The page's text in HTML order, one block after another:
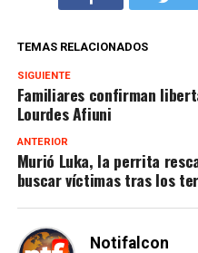
TEMAS RELACIONADOS
SIGUIENTE
Familiares confirman
Lourdes Afiuni
ANTERIOR
Murió Luka, la perrita
buscar víctimas tras los
Notifalcon